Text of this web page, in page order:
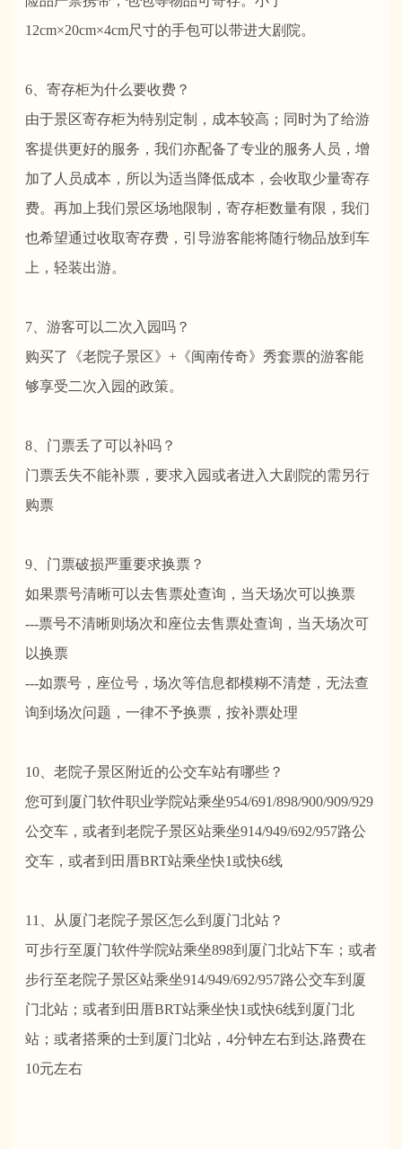
12cm×20cm×4cm尺寸的手包可以带进大剧院。
6、寄存柜为什么要收费？
由于景区寄存柜为特别定制，成本较高；同时为了给游
客提供更好的服务，我们亦配备了专业的服务人员，增
加了人员成本，所以为适当降低成本，会收取少量寄存
费。再加上我们景区场地限制，寄存柜数量有限，我们
也希望通过收取寄存费，引导游客能将随行物品放到车
上，轻装出游。
7、游客可以二次入园吗？
购买了《老院子景区》 + 《闽南传奇》秀套票的游客能
够享受二次入园的政策。
8、门票丢了可以补吗？
门票丢失不能补票，要求入园或者进入大剧院的需另行
购票
9、门票破损严重要求换票？
如果票号清晰可以去售票处查询，当天场次可以换票
---票号不清晰则场次和座位去售票处查询，当天场次可
以换票
---如票号，座位号，场次等信息都模糊不清楚，无法查
询到场次问题，一律不予换票，按补票处理
10、老院子景区附近的公交车站有哪些？
您可到厦门软件职业学院站乘坐954/691/898/900/909/929
公交车，或者到老院子景区站乘坐914/949/692/957路公
交车，或者到田厝BRT站乘坐快1或快6线
11、从厦门老院子景区怎么到厦门北站？
可步行至厦门软件学院站乘坐898到厦门北站下车；或者
步行至老院子景区站乘坐914/949/692/957路公交车到厦
门北站；或者到田厝BRT站乘坐快1或快6线到厦门北
站；或者搭乘的士到厦门北站，4分钟左右到达,路费在
10元左右